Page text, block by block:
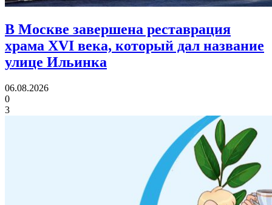
В Москве завершена реставрация
храма XVI века, который дал название
улице Ильинка
06.08.2026
0
3